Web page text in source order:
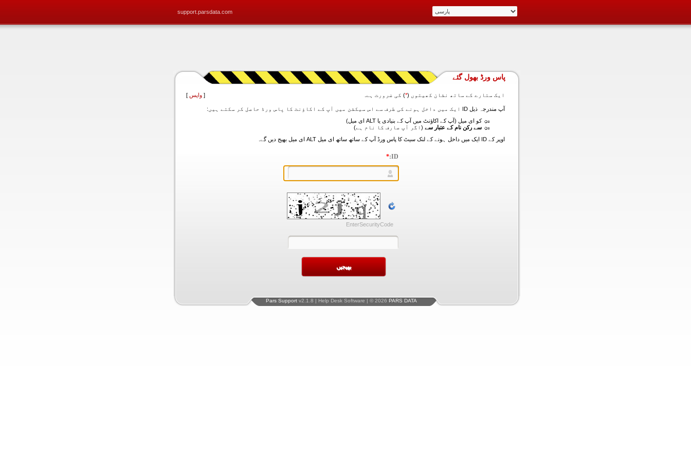
support.parsdata.com
پاس ورڈ بھول گئے
ایک ستارے کے ساتھ نشان کھیتوں (*) کی ضرورت ہے. [ واپس ]
آپ مندرجہ ذیل ID ایک میں داخل ہونے کی طرف سے اس سیکشن میں آپ کے اکاؤنٹ کا پاس ورڈ حاصل کر سکتے ہیں:
کو ای میل (آپ کے اکاؤنٹ میں آپ کے بنیادی یا ALT ای میل)
سے رکن نام کے عتبار سے (اگر آپ صارف کا نام ہے)
اوپر کے ID ایک میں داخل ہونے کے لنک سیٹ کا پاس ورڈ آپ کے ساتھ ساتھ ای میل ALT ای میل بھیج دیں گے.
ID:
*
EnterSecurityCode
Pars Support v2.1.8 | Help Desk Software | © 2026 PARS DATA